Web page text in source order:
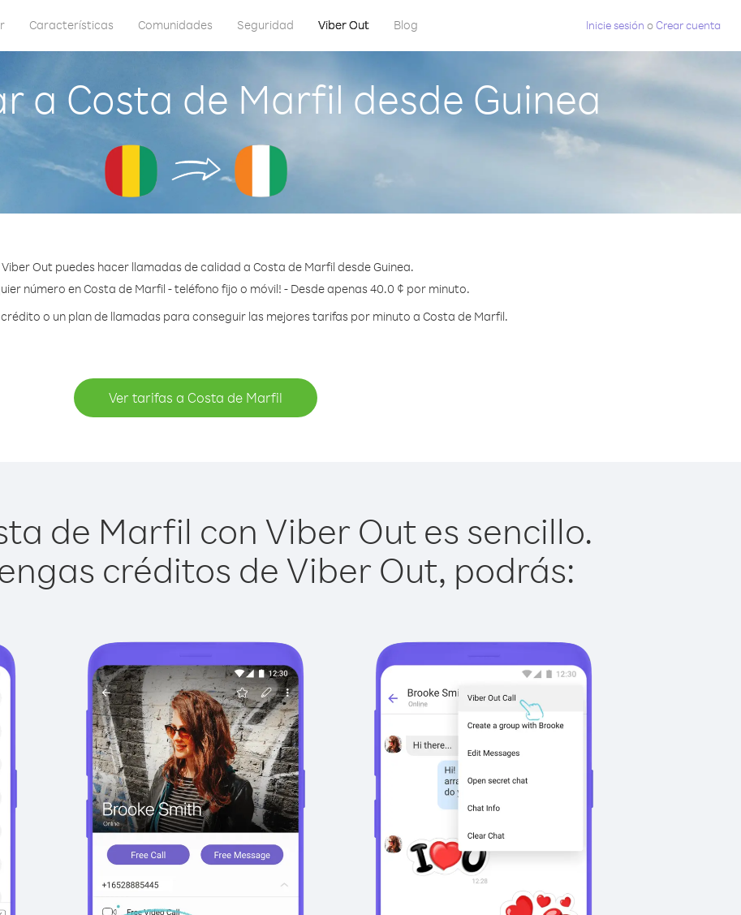
Características Comunidades Seguridad Viber Out Blog Inicie sesión oCrear cuenta
a Costa de Marfil desde Guinea
Viber Out puedes hacer llamadas de calidad a Costa de Marfil desde Guinea.
número en Costa de Marfil - teléfono fijo o móvil! - Desde apenas 40.0 ¢ por minuto.
o un plan de llamadas para conseguir las mejores tarifas por minuto a Costa de Marfil.
Ver tarifas a Costa de Marfil
de Marfil con Viber Out es sencillo.
créditos de Viber Out, podrás: